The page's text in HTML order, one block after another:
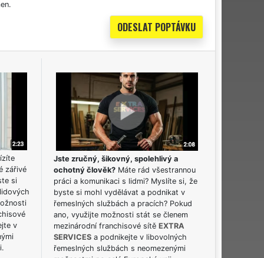
zářivé
si
v
Jste zručný, šikovný, spolehlivý a
ochotný člověk? Máte rád všestrannou
práci a komunikaci s lidmi? Myslíte si, že
byste si mohl vydělávat a podnikat v
řemeslných službách a pracích? Pokud
ano, využijte možnosti stát se členem
mezinárodní franchisové sítě EXTRA
SERVICES a podnikejte v libovolných
řemeslných službách s neomezenými